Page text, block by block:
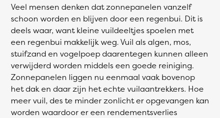
Veel mensen denken dat zonnepanelen vanzelf
schoon worden en blijven door een regenbui. Dit is
deels waar, want kleine vuildeeltjes spoelen met
een regenbui makkelijk weg. Vuil als algen, mos,
stuifzand en vogelpoep daarentegen kunnen alleen
verwijderd worden middels een goede reiniging.
Zonnepanelen liggen nu eenmaal vaak bovenop
het dak en daar zijn het echte vuilaantrekkers. Hoe
meer vuil, des te minder zonlicht er opgevangen kan
worden waardoor er een rendementsverlies